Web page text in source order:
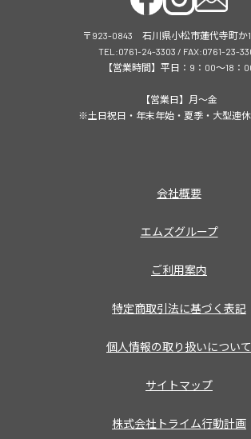
〒923-0843 石川県小松市蓮代寺町か
TEL:0761-24-3303 / FAX:0761-23-
【営業時間】平日：9：00～18：
【営業日】月～金
※土日祝日・年末年始・夏季・大型連
会社概要
エムズグループ
ご利用案内
特定商取引法に基づく表記
個人情報の取り扱いについて
サイトマップ
株式会社トライム行動計画